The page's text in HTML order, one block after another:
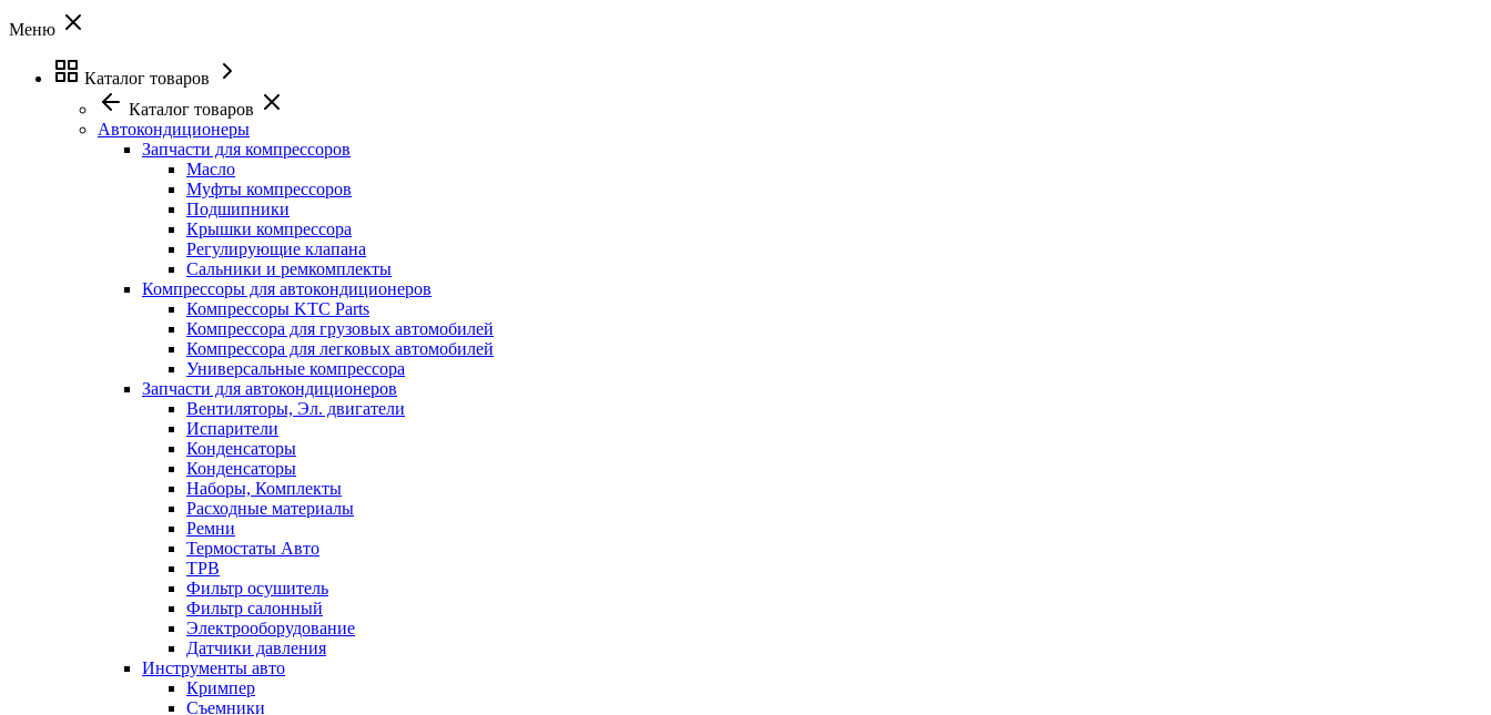
Меню
Каталог товаров
Каталог товаров
Автокондиционеры
Запчасти для компрессоров
Масло
Муфты компрессоров
Подшипники
Крышки компрессора
Регулирующие клапана
Сальники и ремкомплекты
Компрессоры для автокондиционеров
Компрессоры KTC Parts
Компрессора для грузовых автомобилей
Компрессора для легковых автомобилей
Универсальные компрессора
Запчасти для автокондиционеров
Вентиляторы, Эл. двигатели
Испарители
Конденсаторы
Конденсаторы
Наборы, Комплекты
Расходные материалы
Ремни
Термостаты Авто
ТРВ
Фильтр осушитель
Фильтр салонный
Электрооборудование
Датчики давления
Инструменты авто
Кримпер
Съемники